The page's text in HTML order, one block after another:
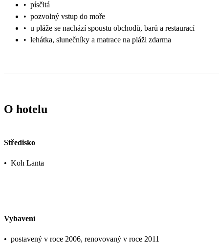
• písčitá
• pozvolný vstup do moře
• u pláže se nachází spoustu obchodů, barů a restaurací
• lehátka, slunečníky a matrace na pláži zdarma
O hotelu
Středisko
• Koh Lanta
Vybavení
• postavený v roce 2006, renovovaný v roce 2011